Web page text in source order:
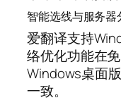
智能选线与服务
爱翻译支持
络优化功能在
Windows桌面
一致。